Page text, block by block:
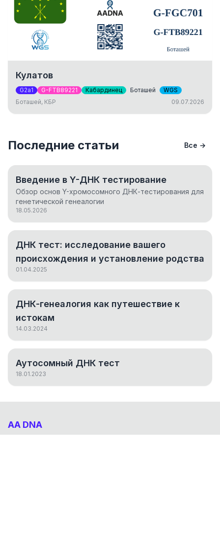
Кулатов
G2a1 G-FTB89221 Кабардинец Боташей
WGS
Боташей, КБР
09.07.2026
Последние статьи Все →
Введение в Y-ДНК тестирование
Обзор основ Y-хромосомного ДНК-тестирования для
генетической генеалогии
18.05.2026
ДНК тест: исследование вашего
происхождения и установление родства
01.04.2025
ДНК-генеалогия как путешествие к
истокам
14.03.2024
Аутосомный ДНК тест
18.01.2023
AA DNA